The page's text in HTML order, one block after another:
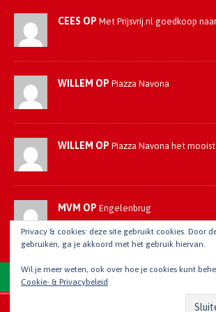
CEES OP Met Prijsvrij.nl goedkoop
WILLEM OP Piazza Navona
WILLEM OP Piazza Navona het
MVM OP Engelenbrug
Copyright © 2018 - 2021 | I Love Rome onderdeel
Privacy & cookies: deze site gebruikt cookies. Door
gebruiken, ga je akkoord met het gebruik hiervan.
Wil je meer weten, ook over hoe je cookies kunt
Cookie- & Privacybeleid